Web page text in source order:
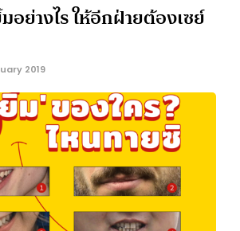
อย่างไร ให้อีกฝ่ายต้องเซย์
2019